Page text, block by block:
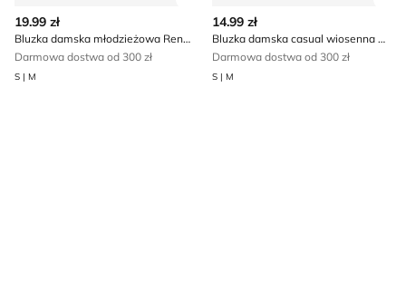
19.99 zł
Bluzka damska młodzieżowa Renee
Darmowa dostwa od 300 zł
S | M
14.99 zł
Bluzka damska casual wiosenna Renee
Darmowa dostwa od 300 zł
S | M